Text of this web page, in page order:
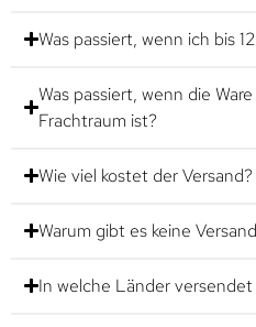
Was passiert, wenn ich bis
Was passiert, wenn die
Frachtraum ist?
Wie viel kostet der Versand?
Warum gibt es keine
In welche Länder versendet